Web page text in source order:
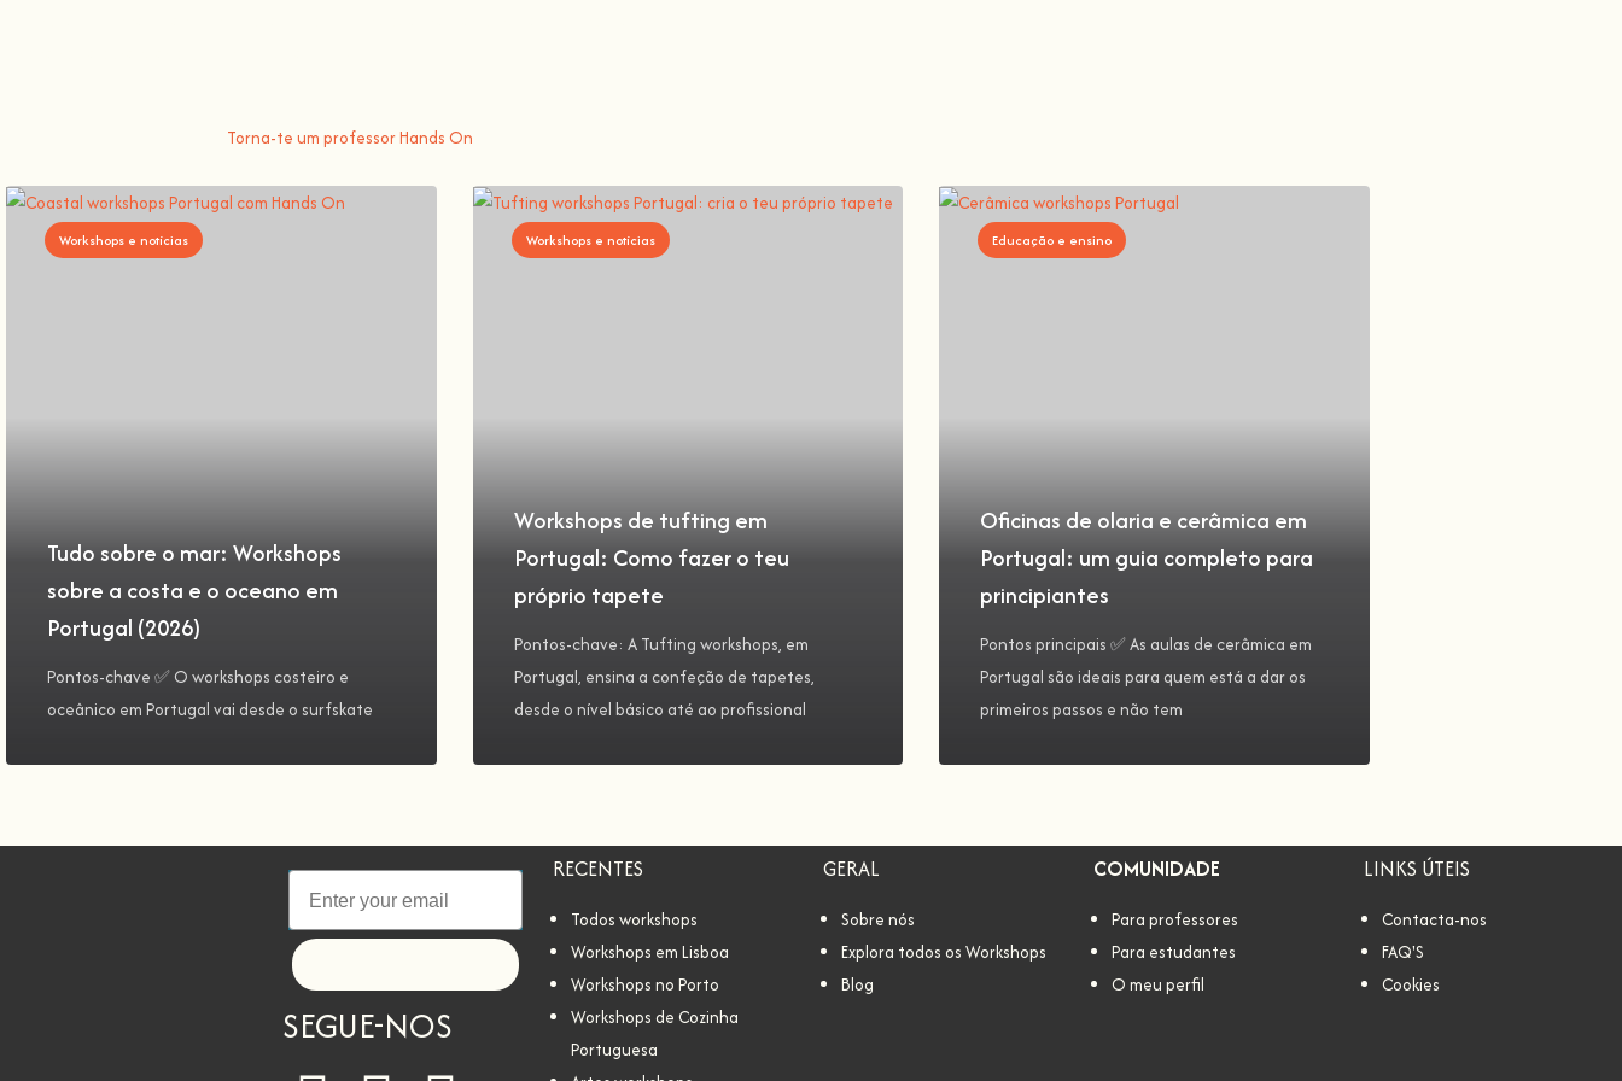
Torna-te um professor Hands On
Workshops e notícias
Tudo sobre o mar: Workshops
sobre a costa e o oceano em
Portugal (2026)
Pontos-chave ✅ O workshops costeiro e
oceânico em Portugal vai desde o surfskate
Workshops e notícias
Workshops de tufting em
Portugal: Como fazer o teu
próprio tapete
Pontos-chave: A Tufting workshops, em
Portugal, ensina a confeção de tapetes,
desde o nível básico até ao profissional
Educação e ensino
Oficinas de olaria e cerâmica em
Portugal: um guia completo para
principiantes
Pontos principais ✅ As aulas de cerâmica em
Portugal são ideais para quem está a dar os
primeiros passos e não tem
SEGUE-NOS
RECENTES
Todos workshops
Workshops em Lisboa
Workshops no Porto
Workshops de Cozinha
Portuguesa
GERAL
Sobre nós
Explora todos os Workshops
Blog
COMUNIDADE
Para professores
Para estudantes
O meu perfil
LINKS ÚTEIS
Contacta-nos
FAQ'S
Cookies